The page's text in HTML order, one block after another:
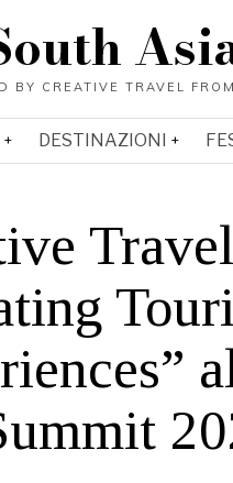
DESTINAZIONI